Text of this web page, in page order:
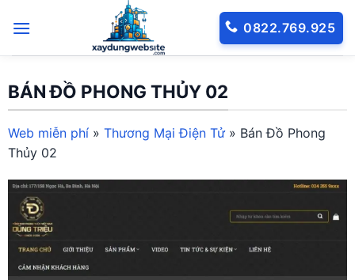
qua
0822.769.925
BÁN ĐỒ PHONG THỦY 02
Web miễn phí » Thương Mại Điện Tử» Bán Đồ Phong
Thủy 02